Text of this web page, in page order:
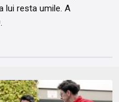
lui resta umile. A